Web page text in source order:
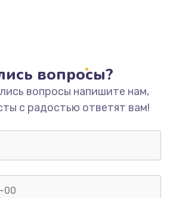
вопросы?
вопросы напишите нам,
с радостью ответят вам!